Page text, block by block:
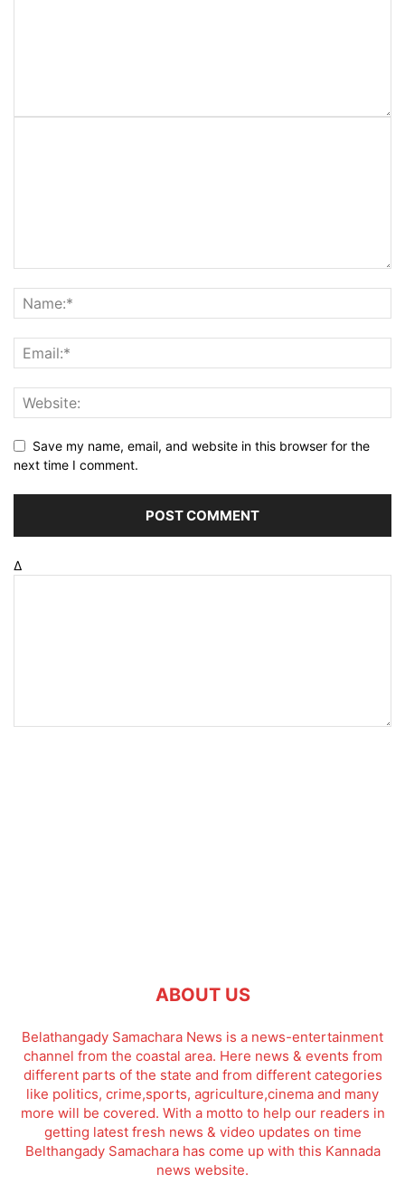
Save my name, email, and website in this browser for the
next time I comment.
Δ
ABOUT US
Belathangady Samachara News is a news-entertainment
channel from the coastal area. Here news & events from
different parts of the state and from different categories
like politics, crime,sports, agriculture,cinema and many
more will be covered. With a motto to help our readers in
getting latest fresh news & video updates on time
Belthangady Samachara has come up with this Kannada
news website.